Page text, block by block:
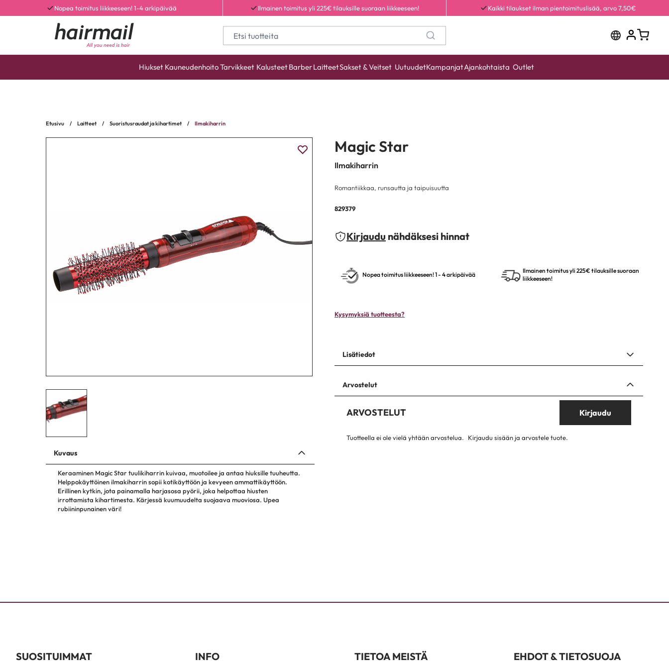
Nopea toimitus liikkeeseen! 1-4 arkipäivää Ilmainen toimitus yli 225€ tilauksille suoraan liikkeeseen! Kaikki tilaukset ilman pientoimituslisää, arvo 7,50€
Hiukset KauneudenhoitoTarvikkeet KalusteetBarberLaitteetSakset & Veitset UutuudetKampanjatAjankohtaista Outlet
Etusivu / Laitteet / Suoristusraudat ja kihartimet / Ilmakiharrin
Kuvaus
Keraaminen Magic Star tuulikiharrin kuivaa, muotoilee ja antaa hiuksille tuuheutta.
Helppokäyttöinen ilmakiharrin sopii kotikäyttöön ja kevyeen ammattikäyttöön.
Erillinen kytkin, jota painamalla harjasosa pyörii, joka helpottaa hiusten
irrottamista kihartimesta. Kärjessä kuumuudelta suojaava muoviosa. Upea
rubiininpunainen väri!
Magic Star
Ilmakiharrin
Romantiikkaa, runsautta ja taipuisuutta
829379
Kirjaudu nähdäksesi hinnat
Nopea toimitus liikkeeseen! 1 - 4 arkipäivää
Ilmainen toimitus yli 225€ tilauksille suoraan
liikkeeseen!
Kysymyksiä tuotteesta?
Lisätiedot
Arvostelut
ARVOSTELUT Kirjaudu
Tuotteella ei ole vielä yhtään arvostelua. Kirjaudu sisään ja arvostele tuote.
SUOSITUIMMAT INFO TIETOA MEISTÄ EHDOT & TIETOSUOJA